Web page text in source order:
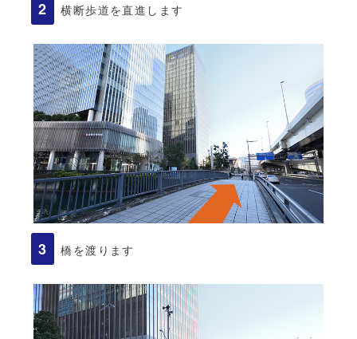
横断歩道を直進します
橋を渡ります